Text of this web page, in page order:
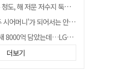
저문 저수지 둑에 군수가 서 있었다
어머니'가 되어서는 안된다
았는데…LG이노텍 목표주가는 왜 엇갈릴까
러스 영주점, 7일 영업 재개…지하 1층만 운영
더보기